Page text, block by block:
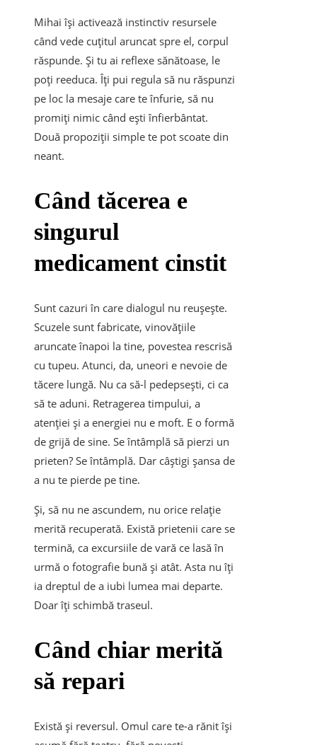
Mihai își activează instinctiv resursele
când vede cuțitul aruncat spre el, corpul
răspunde. Și tu ai reflexe sănătoase, le
poți reeduca. Îți pui regula să nu răspunzi
pe loc la mesaje care te înfurie, să nu
promiți nimic când ești înfierbântat.
Două propoziții simple te pot scoate din
neant.
Când tăcerea e
singurul
medicament cinstit
Sunt cazuri în care dialogul nu reușește.
Scuzele sunt fabricate, vinovățiile
aruncate înapoi la tine, povestea rescrisă
cu tupeu. Atunci, da, uneori e nevoie de
tăcere lungă. Nu ca să-l pedepsești, ci ca
să te aduni. Retragerea timpului, a
atenției și a energiei nu e moft. E o formă
de grijă de sine. Se întâmplă să pierzi un
prieten? Se întâmplă. Dar câștigi șansa de
a nu te pierde pe tine.
Și, să nu ne ascundem, nu orice relație
merită recuperată. Există prietenii care se
termină, ca excursiile de vară ce lasă în
urmă o fotografie bună și atât. Asta nu îți
ia dreptul de a iubi lumea mai departe.
Doar îți schimbă traseul.
Când chiar merită
să repari
Există și reversul. Omul care te-a rănit își